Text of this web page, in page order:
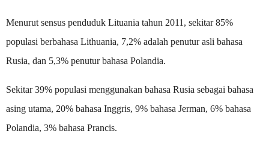
Menurut sensus penduduk Lituania tahun 2011, sekitar 85%
populasi berbahasa Lithuania, 7,2% adalah penutur asli bahasa
Rusia, dan 5,3% penutur bahasa Polandia.
Sekitar 39% populasi menggunakan bahasa Rusia sebagai bahasa
asing utama, 20% bahasa Inggris, 9% bahasa Jerman, 6% bahasa
Polandia, 3% bahasa Prancis.